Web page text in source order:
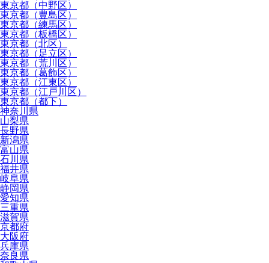
東京都（中野区）
東京都（豊島区）
東京都（練馬区）
東京都（板橋区）
東京都（北区）
東京都（足立区）
東京都（荒川区）
東京都（葛飾区）
東京都（江東区）
東京都（江戸川区）
東京都（都下）
神奈川県
山梨県
長野県
新潟県
富山県
石川県
福井県
岐阜県
静岡県
愛知県
三重県
滋賀県
京都府
大阪府
兵庫県
奈良県